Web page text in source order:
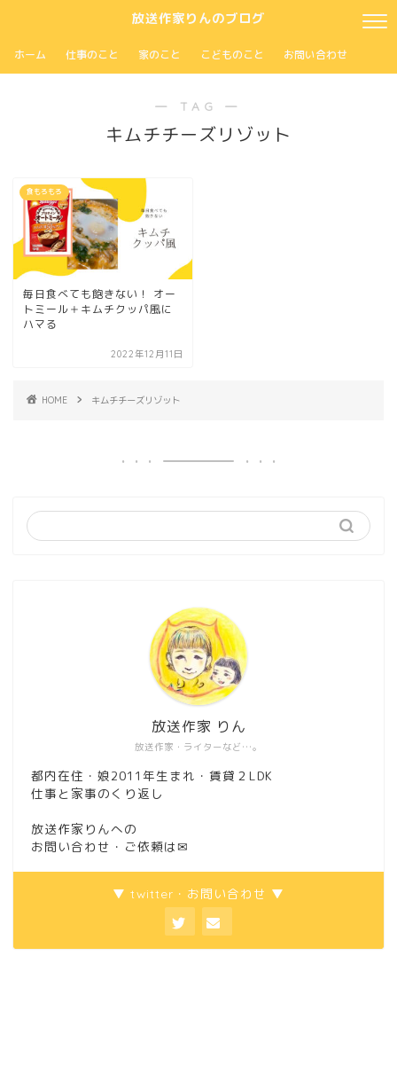
放送作家りんのブログ
ホーム 仕事のこと 家のこと こどものこと お問い合わせ
― TAG ―
キムチチーズリゾット
食もろもろ
毎日食べても飽きない！ オー
トミール＋キムチクッパ風に
ハマる
2022年12月11日
HOME キムチチーズリゾット
放送作家・ライターなど…。
放送作家 りん
都内在住・娘2011年生まれ・賃貸２LDK
仕事と家事のくり返し
放送作家りんへの
お問い合わせ・ご依頼は ✉
▼ twitter・お問い合わせ ▼